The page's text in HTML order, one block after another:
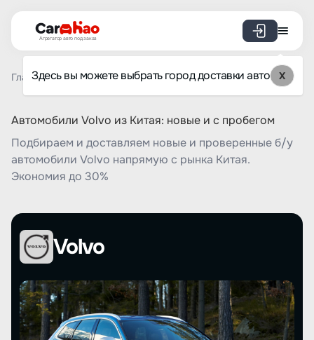
Агрегатор авто под заказ
Здесь вы можете выбрать город доставки авто X
Главная Список брендов Volvo
Автомобили Volvo из Китая: новые и с пробегом
Подбираем и доставляем новые и проверенные б/у
автомобили Volvo напрямую с рынка Китая.
Экономия до 30%
Volvo